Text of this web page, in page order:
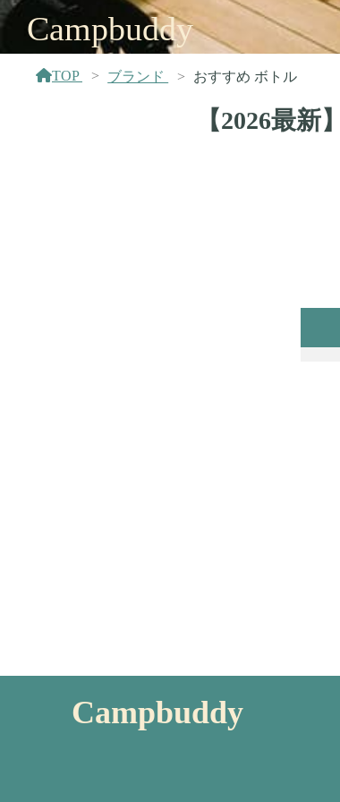
Campbuddy
TOP ブランド おすすめ ボトル
【2026最
Campbuddy